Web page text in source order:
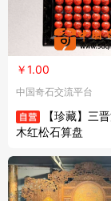
￥1.00
中国奇石交流平台
【珍藏】三
木红松石算盘